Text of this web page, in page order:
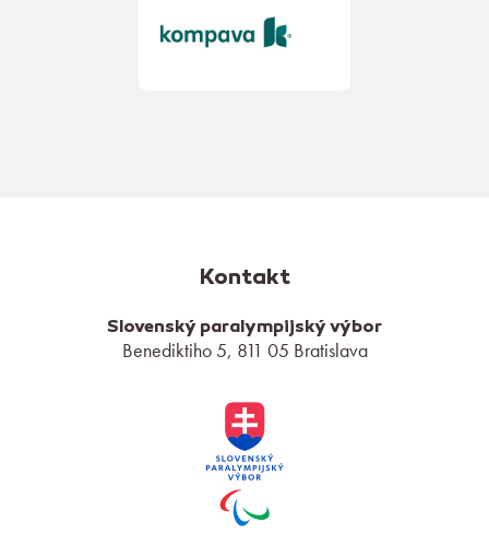
Kontakt
Slovenský paralympijský výbor
Benediktiho 5, 811 05 Bratislava